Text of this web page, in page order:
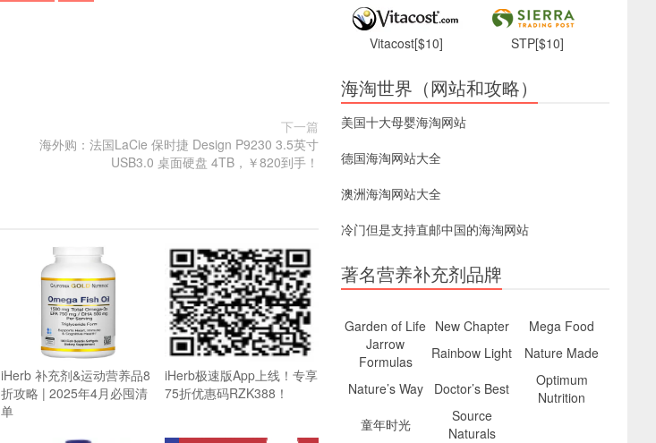
下一篇
海外购：法国LaCie 保时捷 Design P9230 3.5英寸
USB3.0 桌面硬盘 4TB，￥820到手！
iHerb 补充剂&运动营养品8
折攻略 | 2025年4月必囤清
单
iHerb极速版App上线！专享
75折优惠码RZK388！
Vitacost[$10] STP[$10]
海淘世界（网站和攻略）
美国十大母婴海淘网站
德国海淘网站大全
澳洲海淘网站大全
冷门但是支持直邮中国的海淘网站
著名营养补充剂品牌
Garden of Life New Chapter
Mega Food
Jarrow
Formulas
Rainbow Light
Nature Made
Nature’s Way
Doctor’s Best
Optimum
Nutrition
童年时光
Source
Naturals